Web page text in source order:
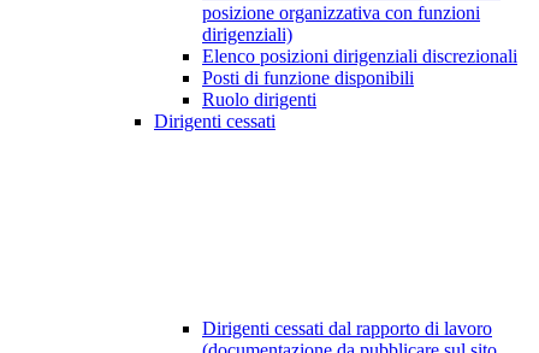
posizione organizzativa con funzioni
dirigenziali)
Elenco posizioni dirigenziali discrezionali
Posti di funzione disponibili
Ruolo dirigenti
Dirigenti cessati
Dirigenti cessati dal rapporto di lavoro